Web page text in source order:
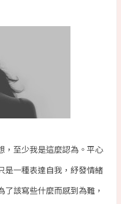
，至少我是這麼認為。平心
是一種表達自我，紓發情緒
該寫些什麼而感到為難，